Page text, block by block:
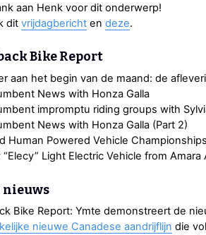
aan Henk voor dit onderwerp!
dit vrijdagbericht en deze.
Bike Report
aan het begin van de maand: de
News with Honza Galla
impromptu riding groups with
News with Honza Galla (Part 2)
Human Powered Vehicle
“Elecy” Light Electric Vehicle from
nieuws
Bike Report: Ymte demonstreert de
nieuwe Canadese aandrijflijn die